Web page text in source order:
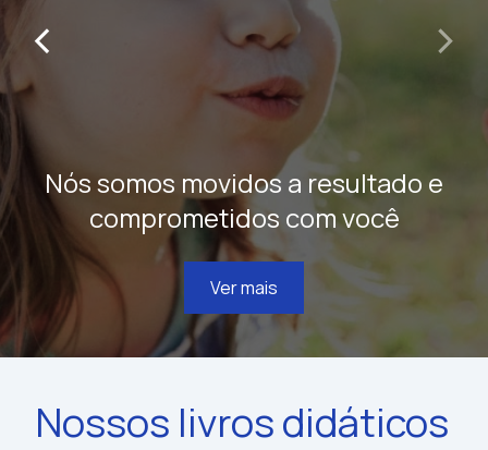
Nós somos movidos a resultado e
comprometidos com você
Ver mais
‹ ›
Nossos livros didáticos